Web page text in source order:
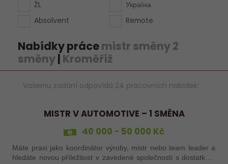
ŽL
Absolvent
Україна
Remote
Nabídky prácemistr směny 2
směny| Kroměříž
Vašemu zadání odpovídá 24 pracovních nabídek:
MISTR V AUTOMOTIVE – 1 SMĚNA
40 000 - 50 000 Kč
Máte praxi jako koordinátor výroby, mistr nebo team leader a
hledáte novou příležitost v zavedené společnosti s dostatkem